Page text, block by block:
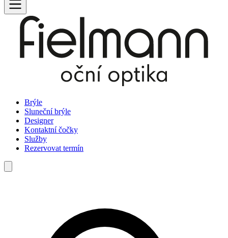
Brýle
Sluneční brýle
Designer
Kontaktní čočky
Služby
Rezervovat termín